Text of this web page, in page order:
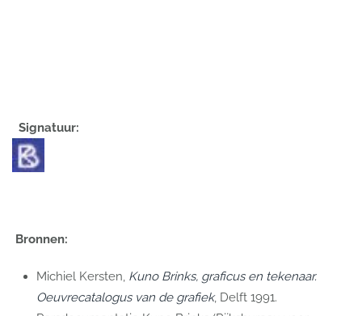
Signatuur:
Bronnen:
Michiel Kersten, Kuno Brinks, graficus en tekenaar.
Oeuvrecatalogus van de grafiek, Delft 1991.